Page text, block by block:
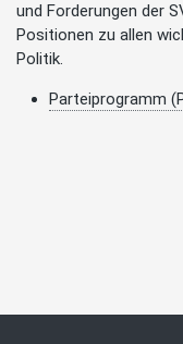
und Forderungen der
Positionen zu allen
Politik.
Parteiprogramm